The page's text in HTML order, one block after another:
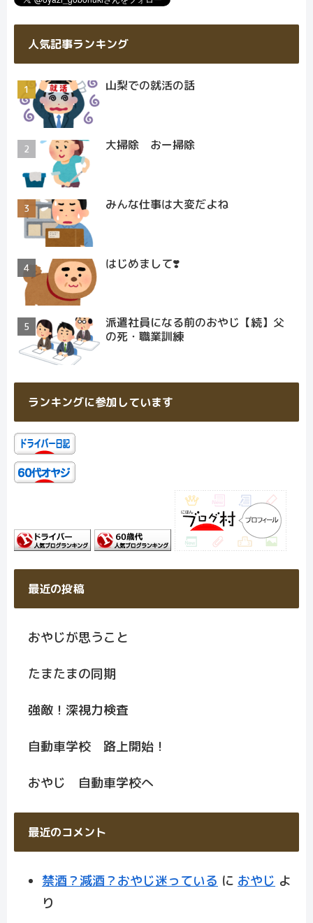
人気記事ランキング
山梨での就活の話
大掃除 おー掃除
みんな仕事は大変だよね
はじめまして❣️
派遣社員になる前のおやじ【続】父
の死・職業訓練
ランキングに参加しています
最近の投稿
おやじが思うこと
たまたまの同期
強敵！深視力検査
自動車学校 路上開始！
おやじ 自動車学校へ
最近のコメント
禁酒？減酒？おやじ迷っている に おやじ よ
り